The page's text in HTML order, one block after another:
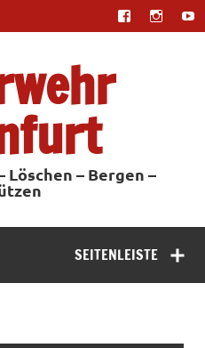
Löschen – Bergen –
SEITENLEISTE